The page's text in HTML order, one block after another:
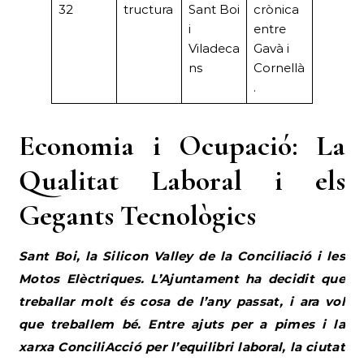
32
tructura
Sant Boi
i
Viladeca
ns
crònica
entre
Gavà i
Cornellà
.
Economia i Ocupació: La
Qualitat Laboral i els
Gegants Tecnològics
Sant Boi, la Silicon Valley de la Conciliació i les
Motos Elèctriques. L’Ajuntament ha decidit que
treballar molt és cosa de l’any passat, i ara vol
que treballem bé. Entre ajuts per a pimes i la
xarxa ConciliAcció per l’equilibri laboral, la ciutat